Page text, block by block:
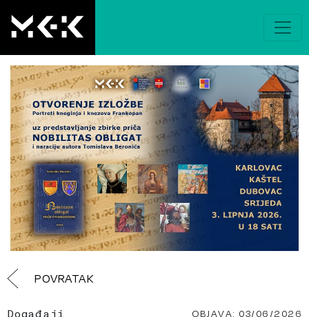
POVRATAK
Događaji OBJAVA: 03/06/2026